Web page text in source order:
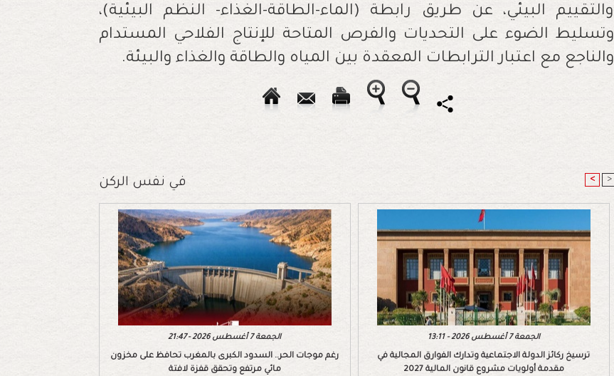
والتقييم البيئي، عن طريق رابطة (الماء-الطاقة-الغذاء- النظم البيئية)،
وتسليط الضوء على التحديات والفرص المتاحة للإنتاج الفلاحي المستدام
والناجع مع اعتبار الترابطات المعقدة بين المياه والطاقة والغذاء والبيئة.
في نفس الركن < >
الجمعة 7 أغسطس 2026 - 21:47
رغم موجات الحر.. السدود الكبرى بالمغرب تحافظ على مخزون
مائي مرتفع وتحقق قفزة لافتة
الجمعة 7 أغسطس 2026 - 13:11
ترسيخ ركائز الدولة الاجتماعية وتدارك الفوارق المجالية في
مقدمة أولويات مشروع قانون المالية 2027